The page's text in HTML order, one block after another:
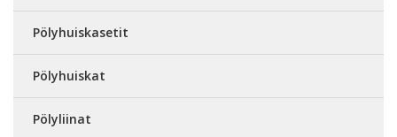
Pölyhuiskasetit
Pölyhuiskat
Pölyliinat